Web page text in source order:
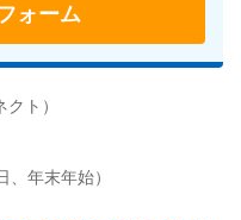
ォーム
ト）
年末年始）